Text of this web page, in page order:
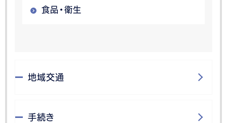
食品・衛生
地域交通
手続き